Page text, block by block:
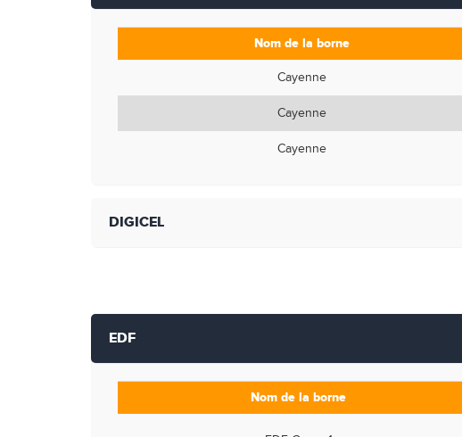
Nom de la borne
Cayenne
Cayenne
Cayenne
DIGICEL
EDF
Nom de la borne